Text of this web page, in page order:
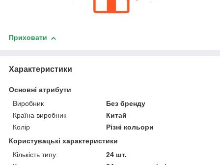
Приховати
Характеристики
Основні атрибути
Виробник
Без бренду
Країна виробник
Китай
Колір
Різні кольори
Користувацькі характеристики
Кількість типу:
24 шт.